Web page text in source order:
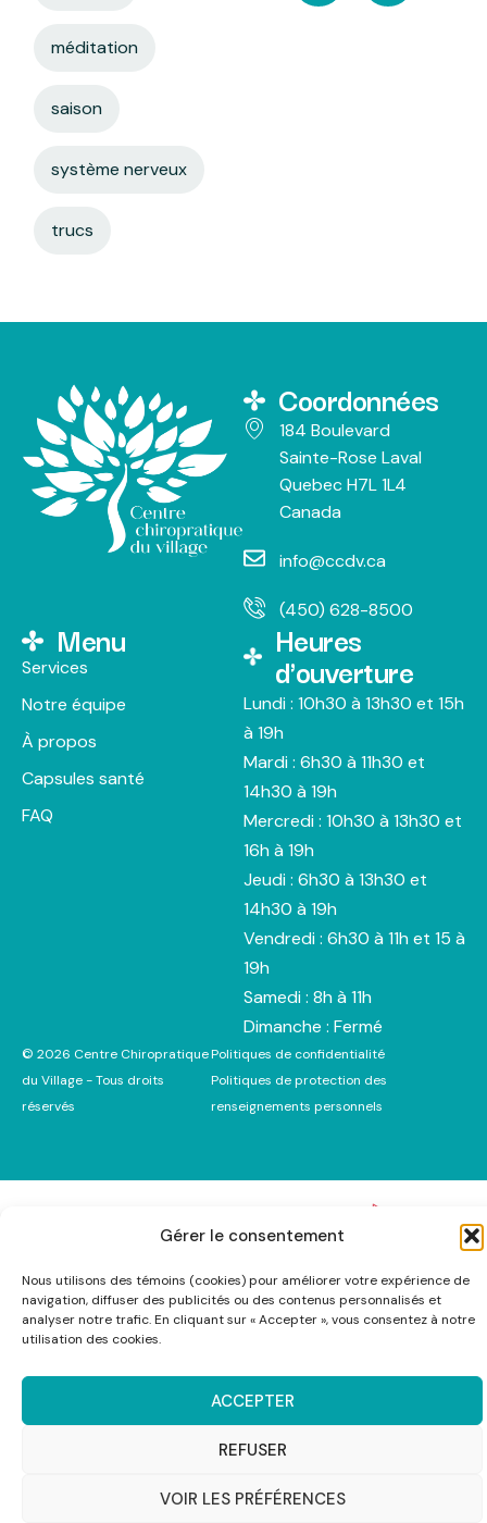
Gérer le consentement
Nous utilisons des témoins (cookies) pour améliorer votre expérience de
navigation, diffuser des publicités ou des contenus personnalisés et
analyser notre trafic. En cliquant sur « Accepter », vous consentez à notre
utilisation des cookies.
ACCEPTER
REFUSER
VOIR LES PRÉFÉRENCES
méditation
saison
système nerveux
trucs
Coordonnées
184 Boulevard
Sainte-Rose Laval
Quebec H7L 1L4
Canada
info@ccdv.ca
(450) 628-8500
Menu
Services
Notre équipe
À propos
Capsules santé
FAQ
Heures
d'ouverture
Lundi : 10h30 à 13h30 et 15h
à 19h
Mardi : 6h30 à 11h30 et
14h30 à 19h
Mercredi : 10h30 à 13h30 et
16h à 19h
Jeudi : 6h30 à 13h30 et
14h30 à 19h
Vendredi : 6h30 à 11h et 15 à
19h
Samedi : 8h à 11h
Dimanche : Fermé
© 2026 Centre Chiropratique
du Village - Tous droits
réservés
Politiques de confidentialité
Politiques de protection des
renseignements personnels